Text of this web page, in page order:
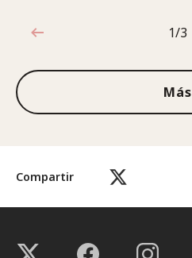
Compartir
1de3
1/3
Más